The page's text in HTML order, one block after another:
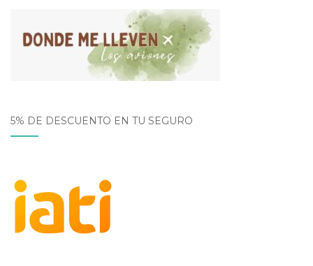
5% DE DESCUENTO EN TU SEGURO